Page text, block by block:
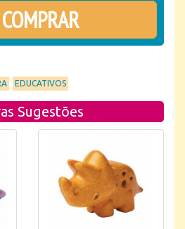
EDUCATIVOS
Sugestões